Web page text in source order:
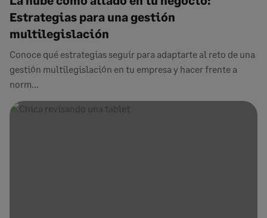
Estrategias para una gestión
multilegislación
Conoce qué estrategias seguir para adaptarte al reto de una
gestión multilegislación en tu empresa y hacer frente a
norm...